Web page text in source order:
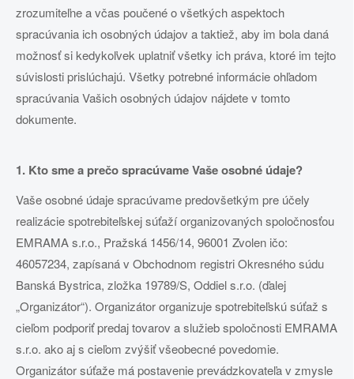
zrozumiteľne a včas poučené o všetkých aspektoch
spracúvania ich osobných údajov a taktiež, aby im bola daná
možnosť si kedykoľvek uplatniť všetky ich práva, ktoré im tejto
súvislosti prislúchajú. Všetky potrebné informácie ohľadom
spracúvania Vašich osobných údajov nájdete v tomto
dokumente.
1. Kto sme a prečo spracúvame Vaše osobné údaje?
Vaše osobné údaje spracúvame predovšetkým pre účely
realizácie spotrebiteľskej súťaží organizovaných spoločnosťou
EMRAMA s.r.o., Pražská 1456/14, 96001 Zvolen ičo:
46057234, zapísaná v Obchodnom registri Okresného súdu
Banská Bystrica, zložka 19789/S, Oddiel s.r.o. (ďalej
„Organizátor“). Organizátor organizuje spotrebiteľskú súťaž s
cieľom podporiť predaj tovarov a služieb spoločnosti EMRAMA
s.r.o. ako aj s cieľom zvýšiť všeobecné povedomie.
Organizátor súťaže má postavenie prevádzkovateľa v zmysle